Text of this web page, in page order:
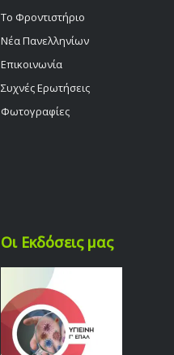
Το Φροντιστήριο
Νέα Πανελληνίων
Επικοινωνία
Συχνές Ερωτήσεις
Φωτογραφίες
Οι Εκδόσεις μας